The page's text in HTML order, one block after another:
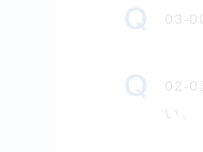
03-
02-
い。